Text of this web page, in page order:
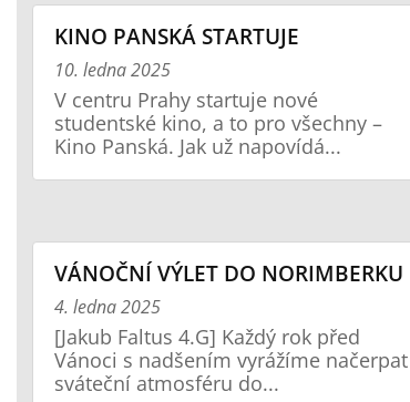
KINO PANSKÁ STARTUJE
10. ledna 2025
V centru Prahy startuje nové
studentské kino, a to pro všechny –
Kino Panská. Jak už napovídá...
VÁNOČNÍ VÝLET DO NORIMBERKU
4. ledna 2025
[Jakub Faltus 4.G] Každý rok před
Vánoci s nadšením vyrážíme načerpat
sváteční atmosféru do...